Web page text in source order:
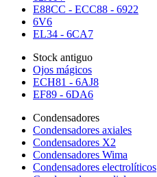
E88CC - ECC88 - 6922
6V6
EL34 - 6CA7
Stock antiguo
Ojos mágicos
ECH81 - 6AJ8
EF89 - 6DA6
Condensadores
Condensadores axiales
Condensadores X2
Condensadores Wima
Condensadores electrolíticos